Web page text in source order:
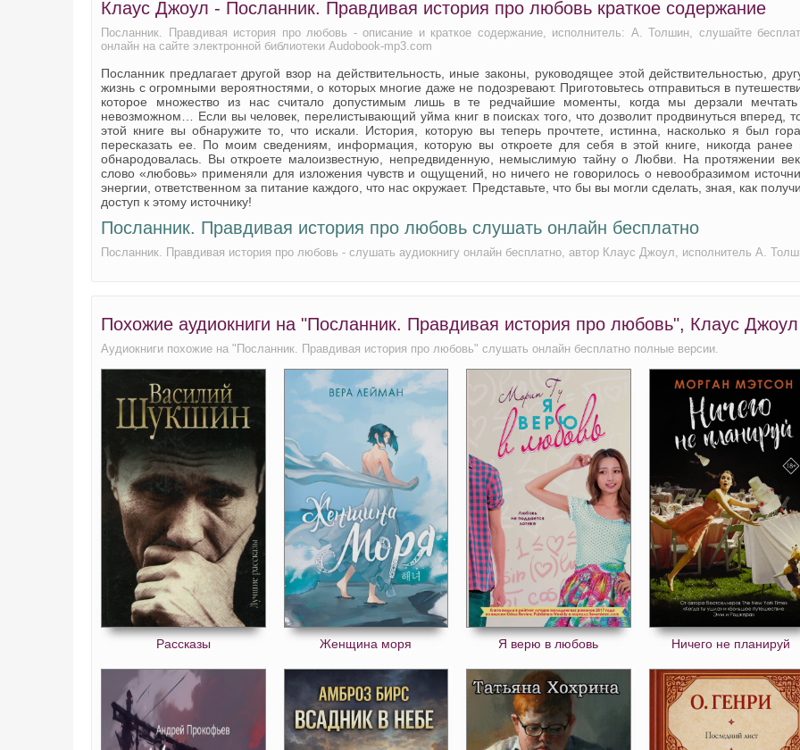
CH07-01
CH07-02
CH07-03
CH08-01
CH08-02
CH09-01
CH09-02
CH10-02
CH12-01
CH12-02
CH13-01
CH13-02
CH14-01
CH14-02
CH15-01
CH15-02
CH15-03
CH15-04
CH16-01
CH17-01
CH17-02
CH18-01
Клаус Джоул - Посланник. Правдивая история про любовь краткое содержание
Посланник. Правдивая история про любовь - описание и краткое содержание, исполнитель: А. Толшин, слушайте
онлайн на сайте электронной библиотеки Audobook-mp3.com
Посланник предлагает другой взор на действительность, иные законы, руководящее этой действительностью,
жизнь с огромными вероятностями, о которых многие даже не подозревают. Приготовьтесь отправиться в
которое множество из нас считало допустимым лишь в те редчайшие моменты, когда мы дерзали
невозможном… Если вы человек, перелистывающий уйма книг в поисках того, что дозволит продвинуться вперед,
этой книге вы обнаружите то, что искали. История, которую вы теперь прочтете, истинна, насколько я был
пересказать ее. По моим сведениям, информация, которую вы откроете для себя в этой книге, никогда ранее
обнародовалась. Вы откроете малоизвестную, непредвиденную, немыслимую тайну о Любви. На протяжении
слово «любовь» применяли для изложения чувств и ощущений, но ничего не говорилось о невообразимом
энергии, ответственном за питание каждого, что нас окружает. Представьте, что бы вы могли сделать, зная, как
доступ к этому источнику!
Посланник. Правдивая история про любовь слушать онлайн бесплатно
Посланник. Правдивая история про любовь - слушать аудиокнигу онлайн бесплатно, автор Клаус Джоул, исполнитель А.
Похожие аудиокниги на "Посланник. Правдивая история про любовь", Клаус Джоул
Аудиокниги похожие на "Посланник. Правдивая история про любовь" слушать онлайн бесплатно полные версии.
Рассказы Женщина моря Я верю в любовь Ничего не планируй